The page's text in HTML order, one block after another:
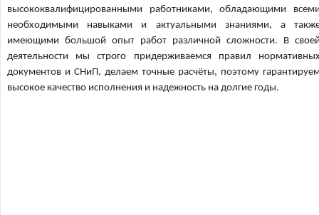
высококвалифицированными работниками, обладающими
необходимыми навыками и актуальными знаниями, а
имеющими большой опыт работ различной сложности. В
деятельности мы строго придерживаемся правил
документов и СНиП, делаем точные расчёты, поэтому
высокое качество исполнения и надежность на долгие годы.